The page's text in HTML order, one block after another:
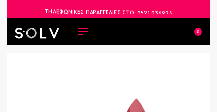
ΤΗΛΕΦΩΝΙΚΕΣ ΠΑΡΑΓΓΕΛΙΕΣ ΣΤΟ:
0